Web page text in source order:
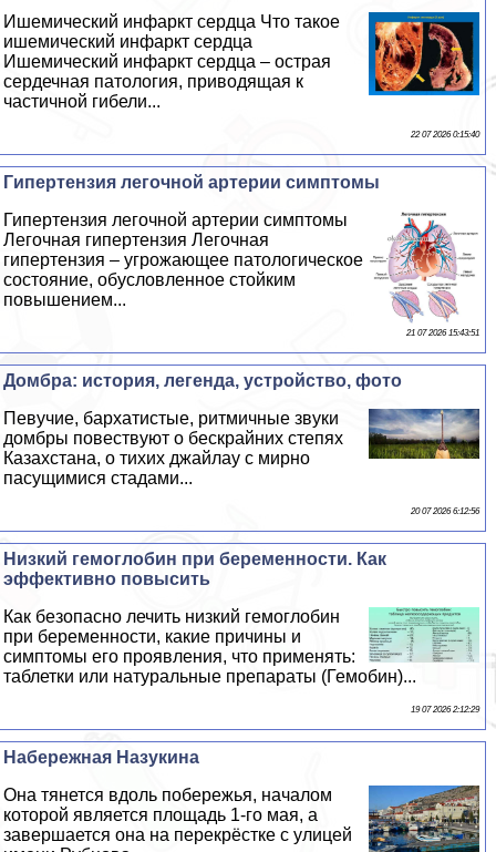
Ишемический инфаркт сердца Что такое
ишемический инфаркт сердца
Ишемический инфаркт сердца – острая
сердечная патология, приводящая к
частичной гибели...
22 07 2026 0:15:40
Гипертензия легочной артерии симптомы
Гипертензия легочной артерии симптомы
Легочная гипертензия Легочная
гипертензия – угрожающее патологическое
состояние, обусловленное стойким
повышением...
21 07 2026 15:43:51
Домбра: история, легенда, устройство, фото
Певучие, бархатистые, ритмичные звуки
домбры повествуют о бескрайних степях
Казахстана, о тихих джайлау с мирно
пасущимися стадами...
20 07 2026 6:12:56
Низкий гемоглобин при беременности. Как
эффективно повысить
Как безопасно лечить низкий гемоглобин
при беременности, какие причины и
симптомы его проявления, что применять:
таблетки или натуральные препараты (Гемобин)...
19 07 2026 2:12:29
Набережная Назукина
Она тянется вдоль побережья, началом
которой является площадь 1-го мая, а
завершается она на перекрёстке с улицей